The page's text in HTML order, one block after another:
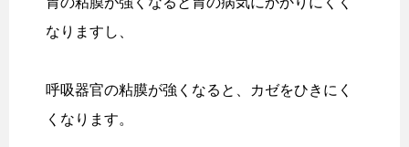
なりますし、
呼吸器官の粘膜が強くなると、カゼをひきにく
くなります。